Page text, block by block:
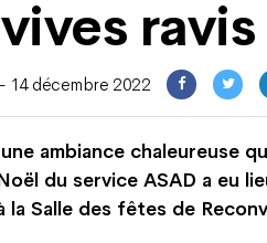
ravis
14 décembre 2022
une ambiance chaleureuse
du service ASAD a eu
la Salle des fêtes de